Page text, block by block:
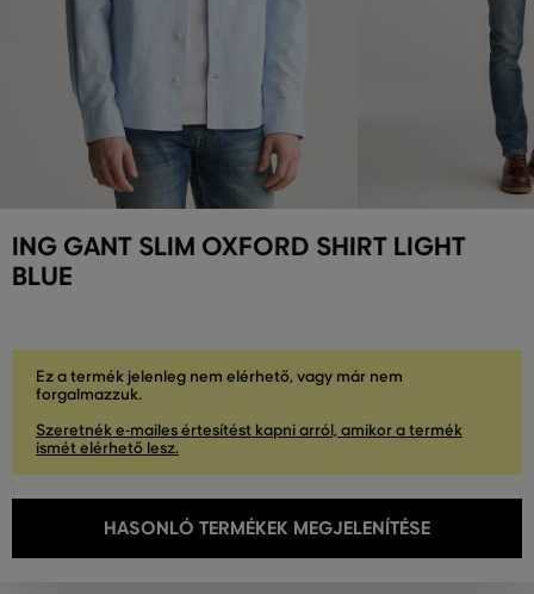
ING GANT SLIM OXFORD SHIRT LIGHT
BLUE
Ez a termék jelenleg nem elérhető, vagy már nem
forgalmazzuk.
Szeretnék e-mailes értesítést kapni arról, amikor a termék
ismét elérhető lesz.
HASONLÓ TERMÉKEK MEGJELENÍTÉSE